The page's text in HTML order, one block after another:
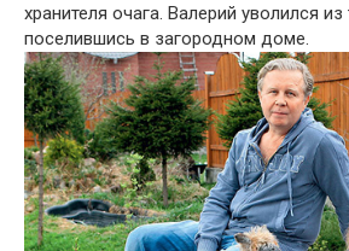
хранителя очага. Валерий уволился из
поселившись в загородном доме.